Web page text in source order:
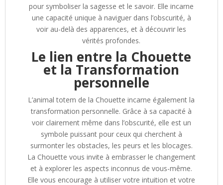
pour symboliser la sagesse et le savoir. Elle incarne
une capacité unique à naviguer dans l’obscurité, à
voir au-delà des apparences, et à découvrir les
vérités profondes.
Le lien entre la Chouette
et la Transformation
personnelle
L’animal totem de la Chouette incarne également la
transformation personnelle. Grâce à sa capacité à
voir clairement même dans l’obscurité, elle est un
symbole puissant pour ceux qui cherchent à
surmonter les obstacles, les peurs et les blocages.
La Chouette vous invite à embrasser le changement
et à explorer les aspects inconnus de vous-même.
Elle vous encourage à utiliser votre intuition et votre